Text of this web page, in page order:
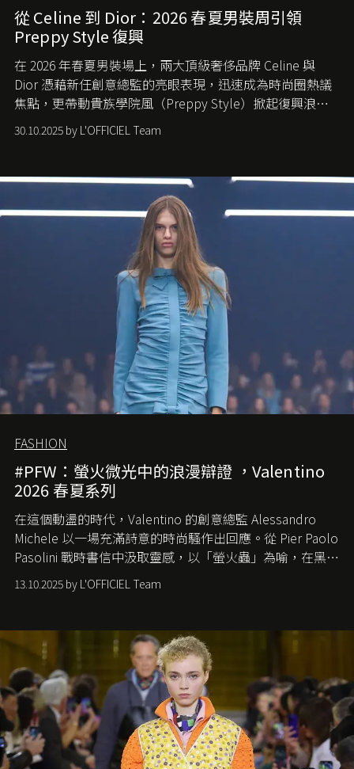
從 Celine 到 Dior：2026 春夏男裝周引領
Preppy Style 復興
在 2026 年春夏男裝場上，兩大頂級奢侈品牌 Celine 與
Dior 憑藉新任創意總監的亮眼表現，迅速成為時尚圈熱議
焦點，更帶動貴族學院風（Preppy Style）掀起復興浪
潮，讓這股經典風格再度回到大眾視線。
30.10.2025 by L'OFFICIEL Team
FASHION
#PFW：螢火微光中的浪漫辯證 ，Valentino
2026 春夏系列
在這個動盪的時代， Valentino 的創意總監 Alessandro
Michele 以一場充滿詩意的時尚騷作出回應。從 Pier Paolo
Pasolini 戰時書信中汲取靈感，以「螢火蟲」為喻，在黑暗
中找尋希望的微光。
13.10.2025 by L'OFFICIEL Team